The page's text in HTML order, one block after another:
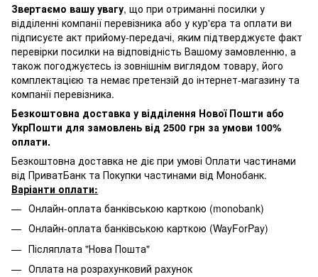
Звертаємо вашу увагу, що при отриманні посилки у
відділенні компанії перевізника або у кур'єра та оплати ви
підписуєте акт прийому-передачі, яким підтверджуєте факт
перевірки посилки на відповідність Вашому замовленню, а
також погоджуєтесь із зовнішнім виглядом товару, його
комплектацією та немає претензій до інтернет-магазину та
компанії перевізника.
Безкоштовна доставка у відділення Нової Пошти або
УкрПошти для замовлень від 2500 грн за умови 100%
оплати.
Безкоштовна доставка не діє при умові Оплати частинами
від ПриватБанк та Покупки частинами від Монобанк.
Варіанти оплати:
Онлайн-оплата банківською карткою (monobank)
Онлайн-оплата банківською карткою (WayForPay)
Післяплата "Нова Пошта"
Оплата на розрахунковий рахунок